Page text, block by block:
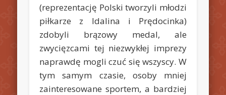
(reprezentację Polski tworzyli młodzi
piłkarze z Idalina i Prędocinka)
zdobyli brązowy medal, ale
zwycięzcami tej niezwykłej imprezy
naprawdę mogli czuć się wszyscy. W
tym samym czasie, osoby mniej
zainteresowane sportem, a bardziej